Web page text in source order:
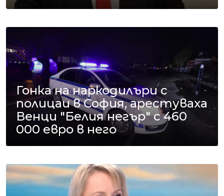
Гонка на наркодилъри с
полицаи в София, арестуваха
Венци "Белия негър" с 460
000 евро в него